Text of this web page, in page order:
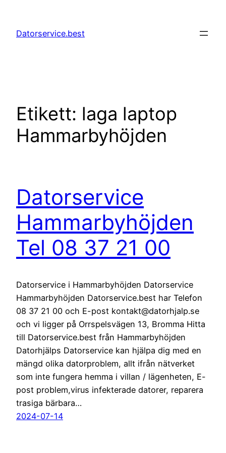
innehåll
Datorservice.best
Etikett: laga laptop
Hammarbyhöjden
Datorservice
Hammarbyhöjden
Tel 08 37 21 00
Datorservice i Hammarbyhöjden Datorservice
Hammarbyhöjden Datorservice.best har Telefon
08 37 21 00 och E-post kontakt@datorhjalp.se
och vi ligger på Orrspelsvägen 13, Bromma Hitta
till Datorservice.best från Hammarbyhöjden
Datorhjälps Datorservice kan hjälpa dig med en
mängd olika datorproblem, allt ifrån nätverket
som inte fungera hemma i villan / lägenheten, E-
post problem,virus infekterade datorer, reparera
trasiga bärbara…
2024-07-14